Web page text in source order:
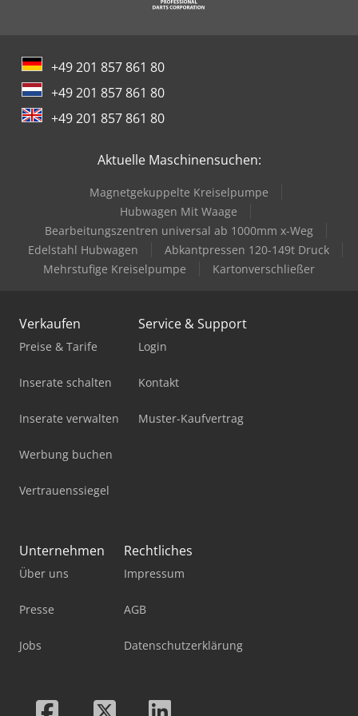
+49 201 857 861 80
+49 201 857 861 80
+49 201 857 861 80
Aktuelle Maschinensuchen:
Magnetgekuppelte Kreiselpumpe
Hubwagen Mit Waage
Bearbeitungszentren universal ab 1000mm x-Weg
Edelstahl Hubwagen
Abkantpressen 120-149t Druck
Mehrstufige Kreiselpumpe
Kartonverschließer
Verkaufen
Preise & Tarife
Inserate schalten
Inserate verwalten
Werbung buchen
Vertrauenssiegel
Service & Support
Login
Kontakt
Muster-Kaufvertrag
Unternehmen
Über uns
Presse
Jobs
Rechtliches
Impressum
AGB
Datenschutzerklärung